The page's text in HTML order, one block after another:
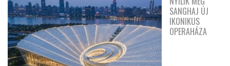
SANGHAJ ÚJ
IKONIKUS
OPERAHÁZA